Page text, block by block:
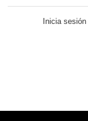
Inicia